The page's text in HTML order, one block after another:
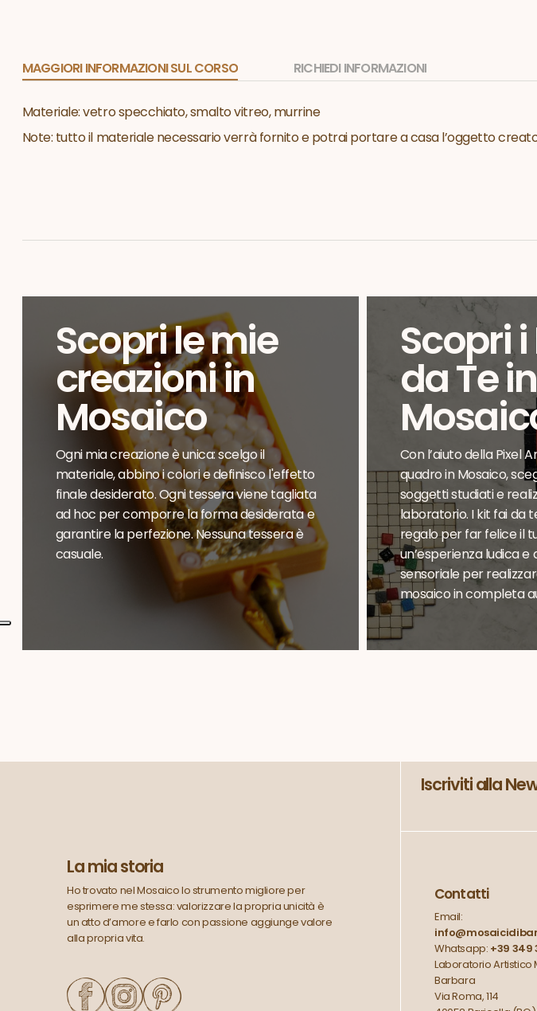
MAGGIORI INFORMAZIONI SUL CORSO RICHIEDI INFORMAZIONI
Materiale: vetro specchiato, smalto vitreo, murrine
Note: tutto il materiale necessario verrà fornito e potrai portare a casa l’oggetto
Scopri le mie
creazioni in
Mosaico
Ogni mia creazione è unica: scelgo il
materiale, abbino i colori e definisco l'effetto
finale desiderato. Ogni tessera viene tagliata
ad hoc per comporre la forma desiderata e
garantire la perfezione. Nessuna tessera è
casuale.
Scopri i
da Te in
Con l’aiuto della Pixel
quadro in Mosaico,
soggetti studiati e
laboratorio. I kit fai da
regalo per far felice il
un’esperienza ludica
sensoriale per
mosaico in completa
La mia storia
Ho trovato nel Mosaico lo strumento migliore per
esprimere me stessa: valorizzare la propria unicità è
un atto d’amore e farlo con passione aggiunge valore
alla propria vita.
Iscriviti alla
Contatti
Email:
Whatsapp: +39 349
Laboratorio Artistico
Barbara
Via Roma, 114